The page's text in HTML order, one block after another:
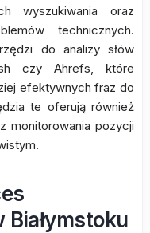
wyszukiwania oraz
technicznych.
do analizy słów
czy Ahrefs, które
efektywnych fraz do
te oferują również
monitorowania pozycji
Białymstoku